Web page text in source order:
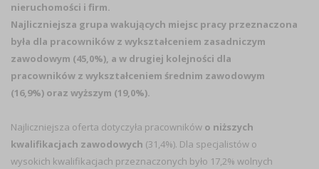
nieruchomości i firm.
Najliczniejsza grupa wakujących miejsc pracy przeznaczona
była dla pracowników z wykształceniem zasadniczym
zawodowym (45,0%), a w drugiej kolejności dla
pracowników z wykształceniem średnim zawodowym
(16,9%) oraz wyższym (19,0%).
Najliczniejsza oferta dotyczyła pracowników o niższych
kwalifikacjach zawodowych (31,4%). Dla specjalistów o
wysokich kwalifikacjach przeznaczonych było 17,2% wolnych